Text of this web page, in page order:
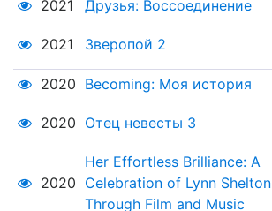
2021
Друзья: Воссоединение
2021 Зверопой 2
2020 Becoming: Моя история
2020 Отец невесты 3
2020
Her Effortless Brilliance: A
Celebration of Lynn Shelton
Through Film and Music